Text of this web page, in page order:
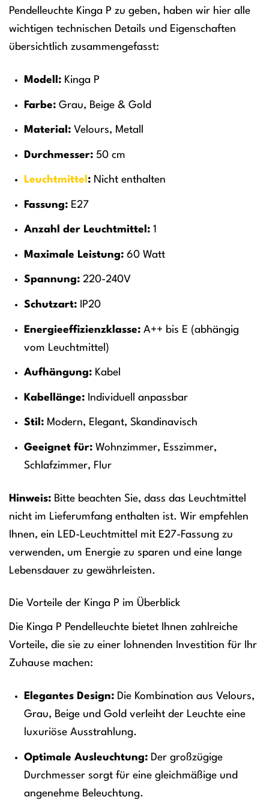
Pendelleuchte Kinga P zu geben, haben wir hier alle
wichtigen technischen Details und Eigenschaften
übersichtlich zusammengefasst:
Modell:Kinga P
Farbe:Grau, Beige & Gold
Material:Velours, Metall
Durchmesser:50 cm
Leuchtmittel:Nicht enthalten
Fassung:E27
Anzahl der Leuchtmittel:1
Maximale Leistung:60 Watt
Spannung:220-240V
Schutzart:IP20
Energieeffizienzklasse:A++ bis E (abhängig
vom Leuchtmittel)
Aufhängung:Kabel
Kabellänge:Individuell anpassbar
Stil:Modern, Elegant, Skandinavisch
Geeignet für:Wohnzimmer, Esszimmer,
Schlafzimmer, Flur
Hinweis: Bitte beachten Sie, dass das Leuchtmittel
nicht im Lieferumfang enthalten ist. Wir empfehlen
Ihnen, ein LED-Leuchtmittel mit E27-Fassung zu
verwenden, um Energie zu sparen und eine lange
Lebensdauer zu gewährleisten.
Die Vorteile der Kinga P im Überblick
Die Kinga P Pendelleuchte bietet Ihnen zahlreiche
Vorteile, die sie zu einer lohnenden Investition für Ihr
Zuhause machen:
Elegantes Design:Die Kombination aus Velours,
Grau, Beige und Gold verleiht der Leuchte eine
luxuriöse Ausstrahlung.
Optimale Ausleuchtung:Der großzügige
Durchmesser sorgt für eine gleichmäßige und
angenehme Beleuchtung.